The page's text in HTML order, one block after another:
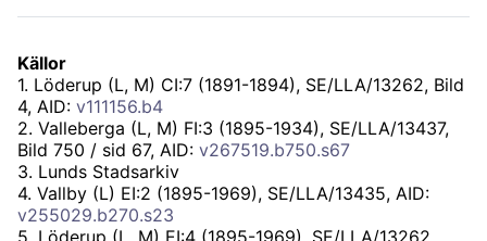
Källor
1. Löderup (L, M) CI:7 (1891-1894), SE/LLA/13262, Bild
4, AID: v111156.b4
2. Valleberga (L, M) FI:3 (1895-1934), SE/LLA/13437,
Bild 750 / sid 67, AID: v267519.b750.s67
3. Lunds Stadsarkiv
4. Vallby (L) EI:2 (1895-1969), SE/LLA/13435, AID:
v255029.b270.s23
5 Löderup (L, M) EI:4 (1895-1969), SE/LLA/13262